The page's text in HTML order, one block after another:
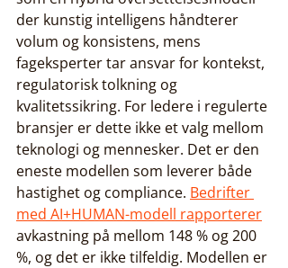
der kunstig intelligens håndterer
volum og konsistens, mens
fageksperter tar ansvar for kontekst,
regulatorisk tolkning og
kvalitetssikring. For ledere i regulerte
bransjer er dette ikke et valg mellom
teknologi og mennesker. Det er den
eneste modellen som leverer både
hastighet og compliance. Bedrifter
med AI+HUMAN-modell rapporterer
avkastning på mellom 148 % og 200
%, og det er ikke tilfeldig. Modellen er